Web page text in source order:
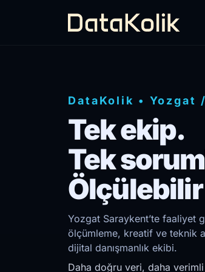
DataKolik • Yozgat
Tek ekip.
Tek
Yozgat Saraykent’te faaliyet
ölçümleme, kreatif ve teknik
dijital danışmanlık ekibi.
Daha doğru veri, daha